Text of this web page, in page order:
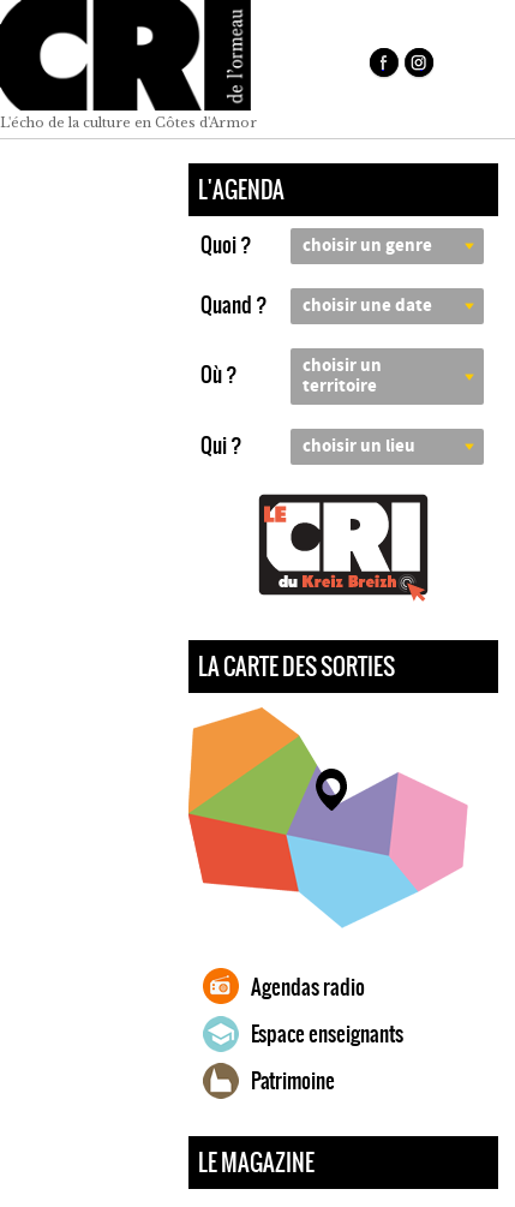
L'écho de la culture en Côtes d'Armor
L'AGENDA
Quoi ? choisir un genre
Quand ? choisir une date
Où ?
choisir un
territoire
Qui ? choisir un lieu
LA CARTE DES SORTIES
Agendas radio
Espace enseignants
Patrimoine
LE MAGAZINE